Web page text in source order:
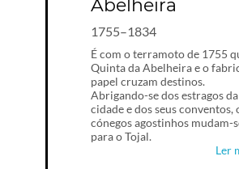
Abelheira
1755–1834
É com o terramoto de 1755
Quinta da Abelheira e o
papel cruzam destinos.
Abrigando-se dos estragos da
cidade e dos seus conventos,
cónegos agostinhos mudam-
para o Tojal.
Ler